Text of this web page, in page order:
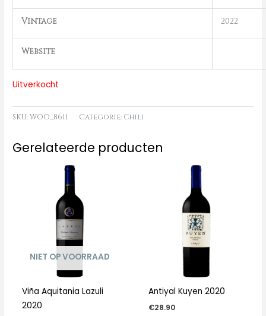
Vintage 2022
Website
Uitverkocht
SKU:WOO_8611 Categorie: Chili
Gerelateerde producten
NIET OP VOORRAAD
Viña Aquitania Lazuli
2020
Antiyal Kuyen 2020
€28.90